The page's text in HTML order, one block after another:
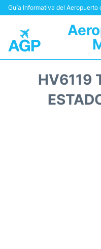
Guía Informativa del Aeropuerto
HV6119